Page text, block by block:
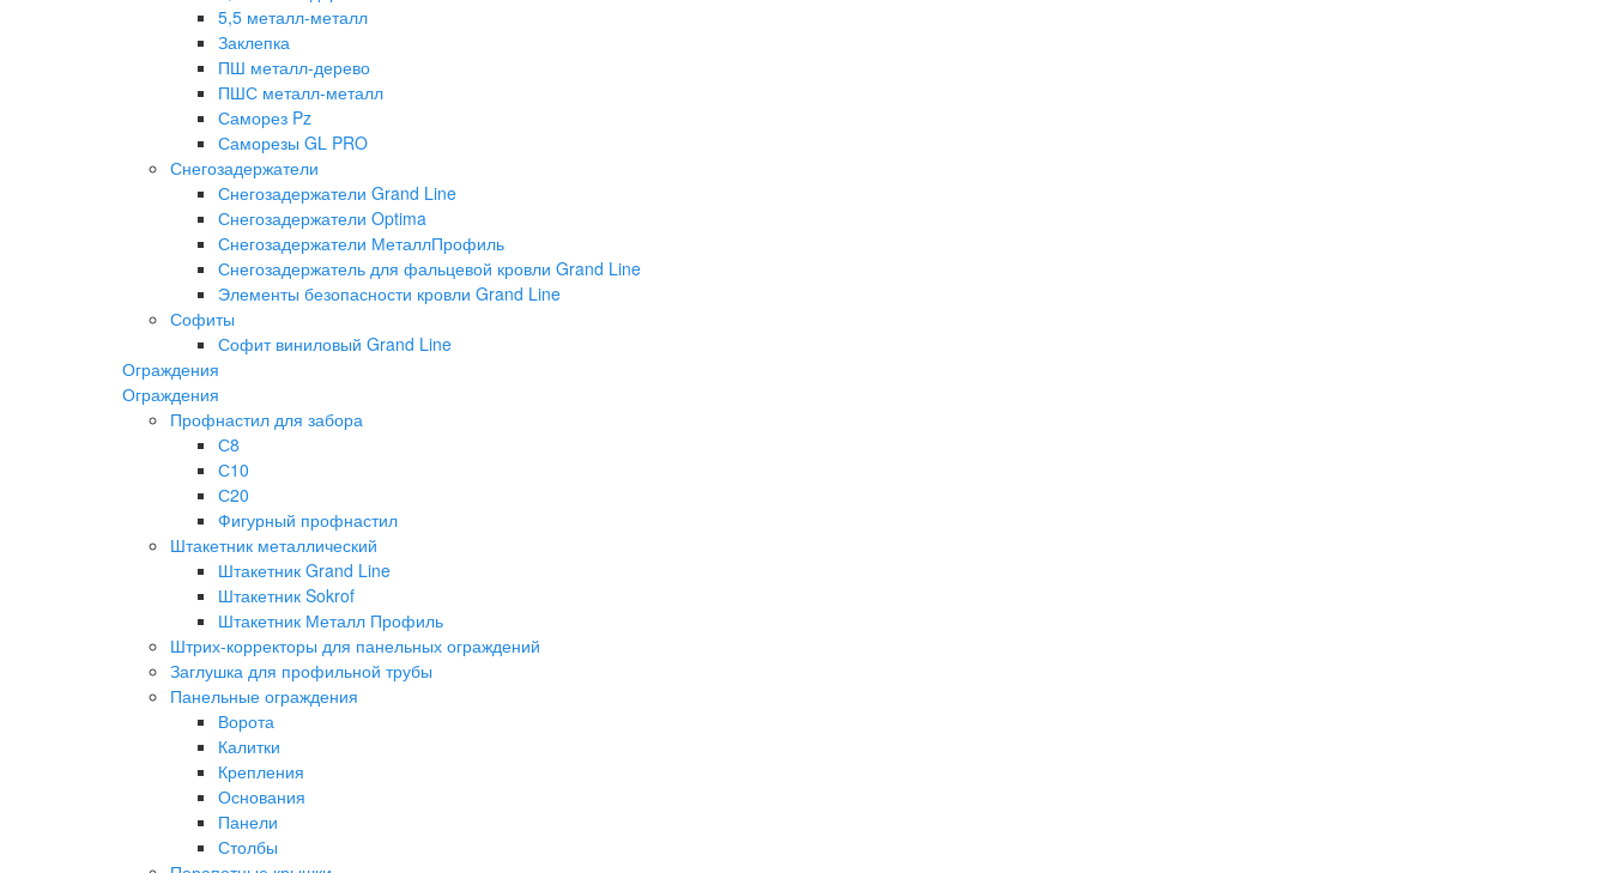
5,5 металл-металл
Заклепка
ПШ металл-дерево
ПШС металл-металл
Саморез Pz
Саморезы GL PRO
Снегозадержатели
Снегозадержатели Grand Line
Снегозадержатели Optima
Снегозадержатели МеталлПрофиль
Снегозадержатель для фальцевой кровли Grand Line
Элементы безопасности кровли Grand Line
Софиты
Софит виниловый Grand Line
Ограждения
Ограждения
Профнастил для забора
С8
С10
С20
Фигурный профнастил
Штакетник металлический
Штакетник Grand Line
Штакетник Sokrof
Штакетник Металл Профиль
Штрих-корректоры для панельных ограждений
Заглушка для профильной трубы
Панельные ограждения
Ворота
Калитки
Крепления
Основания
Панели
Столбы